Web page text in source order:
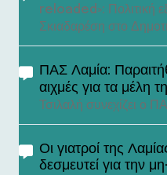
reloaded»: Πολιτική
Σκιαδαρέση στο
ΠΑΣ Λαμία:
αιχμές για τα μέλη
Τσιλαλή συνεχίζει ο
Οι γιατροί της
δεσμευτεί για την